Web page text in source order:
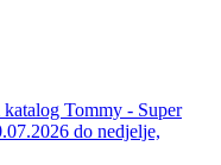
Tommy - Super
do nedjelje,